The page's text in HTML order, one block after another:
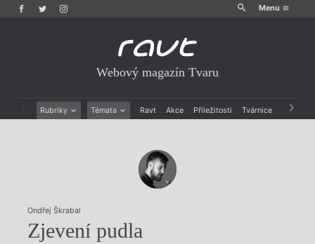
Menu
Webový magazín Tvaru
Rubriky Témata Ravt Akce Příležitosti Tvárnice Archiv
Rozhovory
Dokument
Ondřej Škrabal
Zjevení pudla